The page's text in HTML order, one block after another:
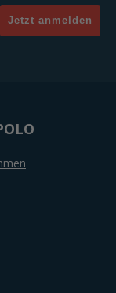
Jetzt anmelden